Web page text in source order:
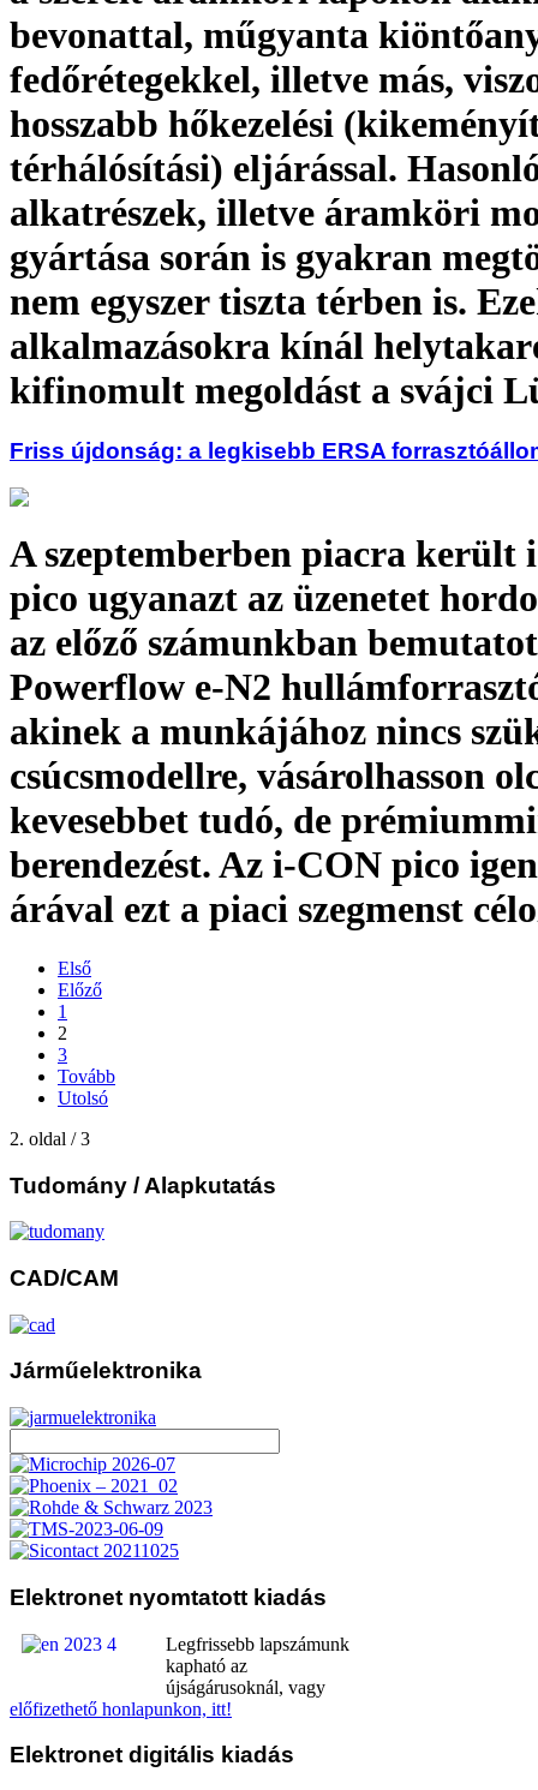
bevonattal, műgyanta
fedőrétegekkel, illetve más,
hosszabb hőkezelési
térhálósítási) eljárással.
alkatrészek, illetve áramköri
gyártása során is gyakran
nem egyszer tiszta térben is.
alkalmazásokra kínál
kifinomult megoldást a svájci
Friss újdonság: a legkisebb ERSA
A szeptemberben piacra került
pico ugyanazt az üzenetet
az előző számunkban
Powerflow e-N2
akinek a munkájához nincs
csúcsmodellre, vásárolhasson
kevesebbet tudó, de
berendezést. Az i-CON pico
árával ezt a piaci szegmenst
Első
Előző
1
2
3
Tovább
Utolsó
2. oldal / 3
Tudomány / Alapkutatás
CAD/CAM
Járműelektronika
Elektronet nyomtatott kiadás
Legfrissebb lapszámunk
kapható az
újságárusoknál, vagy
előfizethető honlapunkon, itt!
Elektronet digitális kiadás